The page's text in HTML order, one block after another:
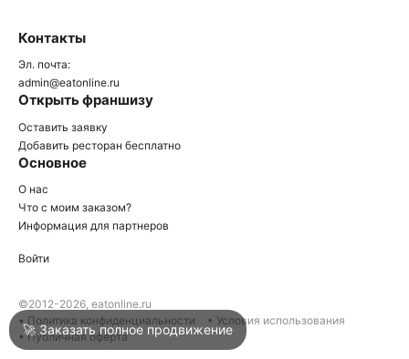
Войти
Написать в техподдержку
Контакты
Эл. почта:
admin@eatonline.ru
Открыть франшизу
Оставить заявку
Добавить ресторан бесплатно
Основное
О нас
Что с моим заказом?
Информация для партнеров
Войти
©2012-2026, eatonline.ru
• Политика конфиденциальности
• Условия использования
• Публичная оферта
🚀 Заказать полное продвижение